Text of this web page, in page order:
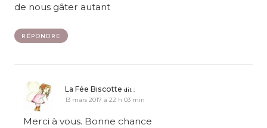
de nous gâter autant
RÉPONDRE
La Fée Biscotte dit :
13 mars 2017 à 22 h 03 min
Merci à vous. Bonne chance